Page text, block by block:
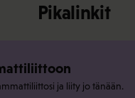
Pikalinkit
ja liity jo tänään.